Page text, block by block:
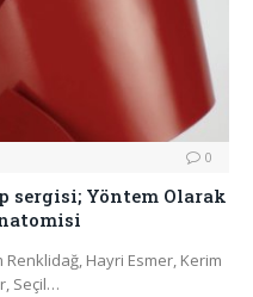
0
sergisi; Yöntem Olarak
Renklidağ, Hayri Esmer, Kerim
Seçil…